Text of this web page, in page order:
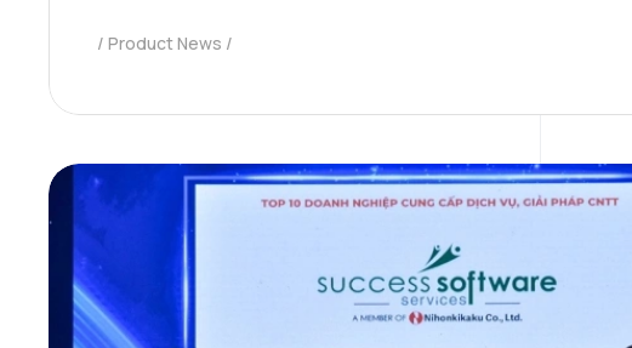
Product News